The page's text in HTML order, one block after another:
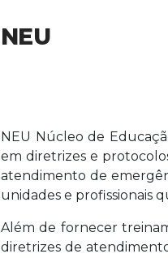
NEU
NEU Núcleo de
em diretrizes e
atendimento de
unidades e profissionais
Além de fornecer
diretrizes de